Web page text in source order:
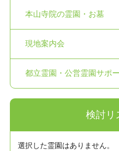
本山寺院の霊園・お墓
現地案内会
都立霊園・公営霊園サポ
検討リ
選択した霊園はありません。